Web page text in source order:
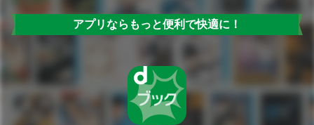
アプリならもっと便利で快適に！